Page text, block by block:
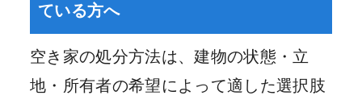
ている方へ
空き家の処分方法は、建物の状態・立
地・所有者の希望によって適した選択肢